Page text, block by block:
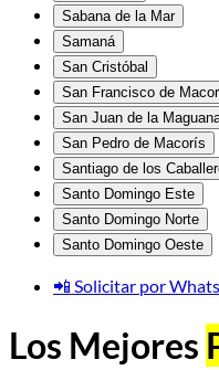
Sabana de la Mar
Samaná
San Cristóbal
San Francisco de
San Juan de la
San Pedro de Macorís
Santiago de los
Santo Domingo Este
Santo Domingo Norte
Santo Domingo Oeste
📲 Solicitar por
Los Mejores